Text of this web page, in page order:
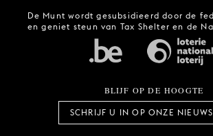
De Munt wordt gesubsidieerd door de
en geniet steun van Tax Shelter en de
BLIJF OP DE HOOGTE
SCHRIJF U IN OP ONZE